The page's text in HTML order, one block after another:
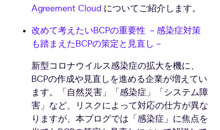
Agreement Cloud についてご紹介します。
改めて考えたいBCPの重要性 －感染症対策
も踏まえたBCPの策定と見直し－
新型コロナウイルス感染症の拡大を機に、
BCPの作成や見直しを進める企業が増えてい
ます。「自然災害」「感染症」「システム障
害」など、リスクによって対応の仕方が異な
りますが、本ブログでは「感染症」に焦点を